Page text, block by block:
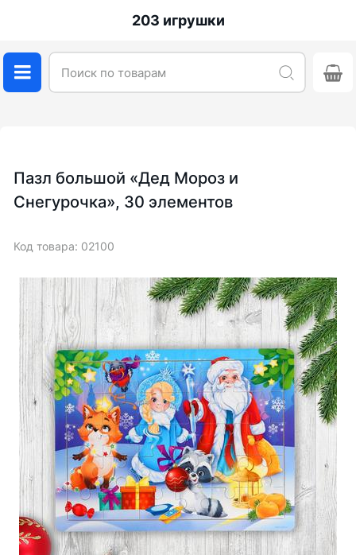
203 игрушки
Пазл большой «Дед Мороз и
Снегурочка», 30 элементов
Код товара: 02100